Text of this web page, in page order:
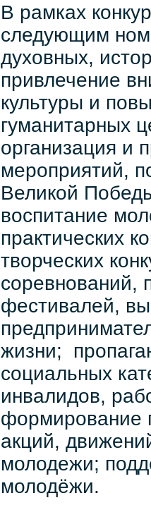
В рамках
следующим
духовных,
привлечение
культуры и
гуманитарных
организация и
мероприятий,
Великой
воспитание
практических
творческих
соревнований,
фестивалей,
жизни;
социальных
инвалидов,
формирование
акций,
молодежи;
молодёжи.